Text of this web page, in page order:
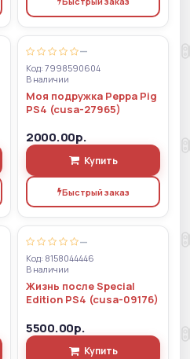
—
Код: 7998590604
В наличии
Моя подружка Peppa Pig
PS4 (cusa-27965)
2000.00р.
Купить
Быстрый заказ
—
Код: 8158044446
В наличии
Жизнь после Special
Edition PS4 (cusa-09176)
5500.00р.
Купить